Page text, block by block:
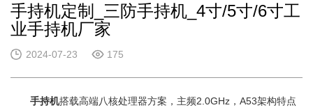
手持机定制_三防手持机_4寸/5寸/6寸工
业手持机厂家
2024-07-23 175
手持机搭载高端八核处理器方案，主频2.0GHz，A53架构特点